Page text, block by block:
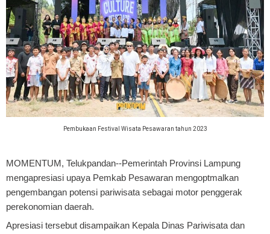
Pembukaan Festival Wisata Pesawaran tahun 2023
MOMENTUM, Telukpandan--Pemerintah Provinsi Lampung
mengapresiasi upaya Pemkab Pesawaran mengoptmalkan
pengembangan potensi pariwisata sebagai motor penggerak
perekonomian daerah.
Apresiasi tersebut disampaikan Kepala Dinas Pariwisata dan